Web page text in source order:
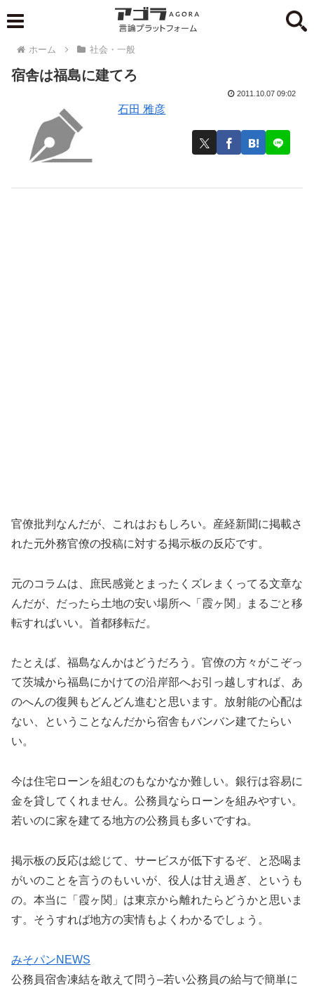
ホーム 社会・一般
宿舎は福島に建てろ
石田 雅彦
2011.10.07 09:02
官僚批判なんだが、これはおもしろい。産経新聞に掲載さ
れた元外務官僚の投稿に対する掲示板の反応です。
元のコラムは、庶民感覚とまったくズレまくってる文章な
んだが、だったら土地の安い場所へ「霞ヶ関」まるごと移
転すればいい。首都移転だ。
たとえば、福島なんかはどうだろう。官僚の方々がこぞっ
て茨城から福島にかけての沿岸部へお引っ越しすれば、あ
のへんの復興もどんどん進むと思います。放射能の心配は
ない、ということなんだから宿舎もバンバン建てたらい
い。
今は住宅ローンを組むのもなかなか難しい。銀行は容易に
金を貸してくれません。公務員ならローンを組みやすい。
若いのに家を建てる地方の公務員も多いですね。
掲示板の反応は総じて、サービスが低下するぞ、と恐喝ま
がいのことを言うのもいいが、役人は甘え過ぎ、というも
の。本当に「霞ヶ関」は東京から離れたらどうかと思いま
す。そうすれば地方の実情もよくわかるでしょう。
みそパンNEWS
公務員宿舎凍結を敢えて問う–若い公務員の給与で簡単に